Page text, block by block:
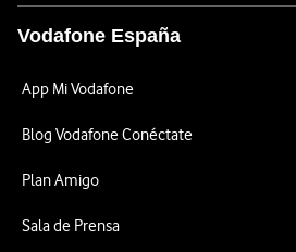
Vodafone España
App Mi Vodafone
Blog Vodafone Conéctate
Plan Amigo
Sala de Prensa